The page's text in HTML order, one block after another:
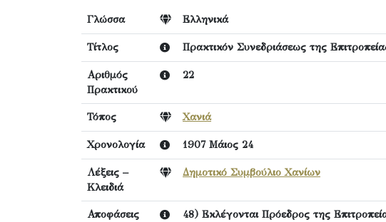
Γλώσσα Ελληνικά
Τίτλος Πρακτικόν Συνεδριάσεως της
Αριθμός
Πρακτικού
22
Τόπος Χανιά
Χρονολογία 1907 Μάιος 24
Λέξεις –
Κλειδιά
Δημοτικό Συμβούλιο Χανίων
Αποφάσεις
48) Εκλέγονται Πρόεδρος της